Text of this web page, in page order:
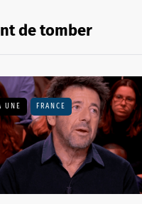
de tomber
UNE FRANCE